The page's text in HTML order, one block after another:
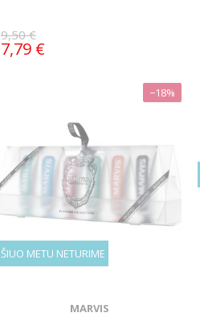
9,50 €
7,79 €
ŠIUO METU NETURIME
−18%
MARVIS